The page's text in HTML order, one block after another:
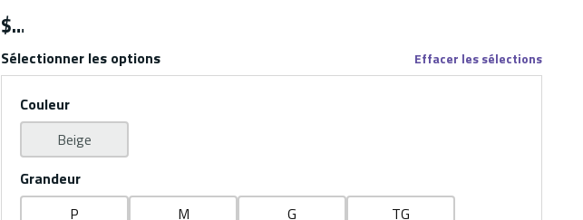
$
Sélectionner les options Effacer les sélections
Couleur
Beige
Grandeur
P
M G
TG